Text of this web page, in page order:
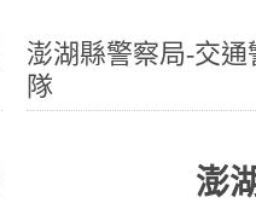
澎湖縣警察局-交通
隊
澎